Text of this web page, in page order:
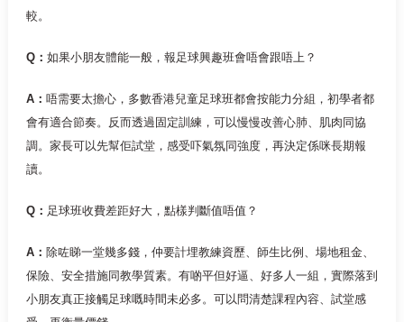
較。
Q： 如果小朋友體能一般，報足球興趣班會唔會跟唔上？
A： 唔需要太擔心，多數香港兒童足球班都會按能力分組，初學者都
會有適合節奏。反而透過固定訓練，可以慢慢改善心肺、肌肉同協
調。家長可以先幫佢試堂，感受吓氣氛同強度，再決定係咪長期報
讀。
Q： 足球班收費差距好大，點樣判斷值唔值？
A： 除咗睇一堂幾多錢，仲要計埋教練資歷、師生比例、場地租金、
保險、安全措施同教學質素。有啲平但好逼、好多人一組，實際落到
小朋友真正接觸足球嘅時間未必多。可以問清楚課程內容、試堂感